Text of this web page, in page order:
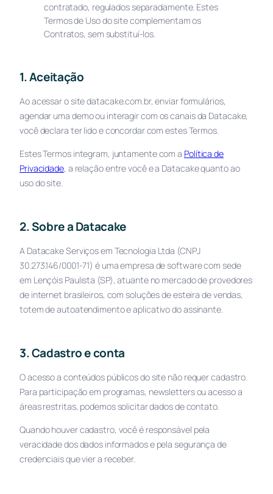
contratado, regulados separadamente. Estes
Termos de Uso do site complementam os
Contratos, sem substituí-los.
1. Aceitação
Ao acessar o site datacake.com.br, enviar formulários,
agendar uma demo ou interagir com os canais da Datacake,
você declara ter lido e concordar com estes Termos.
Estes Termos integram, juntamente com a Política de
Privacidade, a relação entre você e a Datacake quanto ao
uso do site.
2. Sobre a Datacake
A Datacake Serviços em Tecnologia Ltda (CNPJ
30.273.146/0001-71) é uma empresa de software com sede
em Lençóis Paulista (SP), atuante no mercado de provedores
de internet brasileiros, com soluções de esteira de vendas,
totem de autoatendimento e aplicativo do assinante.
3. Cadastro e conta
O acesso a conteúdos públicos do site não requer cadastro.
Para participação em programas, newsletters ou acesso a
áreas restritas, podemos solicitar dados de contato.
Quando houver cadastro, você é responsável pela
veracidade dos dados informados e pela segurança de
credenciais que vier a receber.